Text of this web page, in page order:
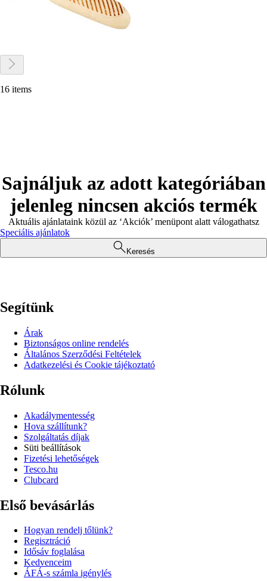
16 items
Sajnáljuk az adott kategóriában
jelenleg nincsen akciós termék
Aktuális ajánlataink közül az ‘Akciók’ menüpont alatt válogathatsz
Speciális ajánlatok
Keresés
Segítünk
Árak
Biztonságos online rendelés
Általános Szerződési Feltételek
Adatkezelési és Cookie tájékoztató
Rólunk
Akadálymentesség
Hova szállítunk?
Szolgáltatás díjak
Süti beállítások
Fizetési lehetőségek
Tesco.hu
Clubcard
Első bevásárlás
Hogyan rendelj tőlünk?
Regisztráció
Idősáv foglalása
Kedvenceim
ÁFÁ-s számla igénylés